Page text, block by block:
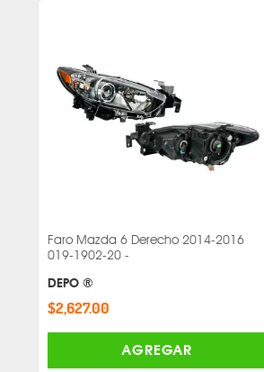
Faro Mazda 6 Derecho 2014-2016
019-1902-20 -
DEPO ®
$2,627.00
AGREGAR